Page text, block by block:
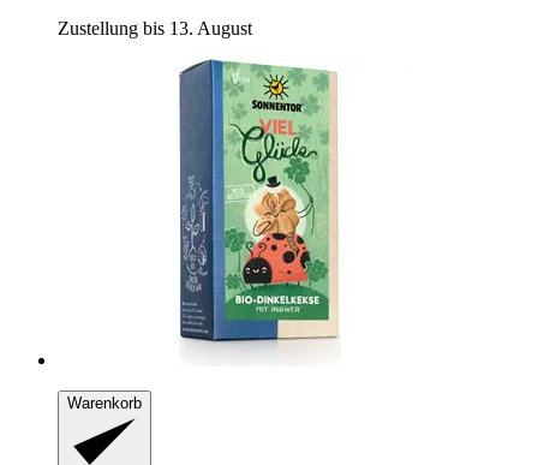
Zustellung bis 13. August
Warenkorb